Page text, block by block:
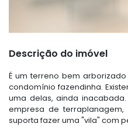
Descrição do imóvel
É um terreno bem
condomínio fazendinha.
uma delas, ainda
empresa de
suporta fazer uma "vila" com